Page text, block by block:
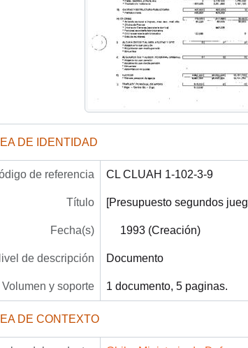
DE IDENTIDAD
de referencia CL CLUAH 1-102-3-9
Título [Presupuesto segundos
Fecha(s) 1993 (Creación)
de descripción Documento
Volumen y soporte 1 documento, 5 paginas.
DE CONTEXTO